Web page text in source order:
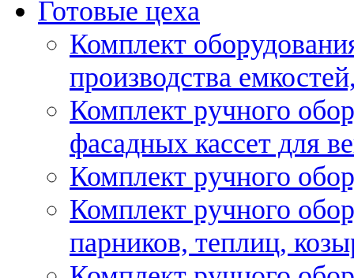
Готовые цеха
Комплект
производства
Комплект ручного
фасадных кассет для
Комплект ручного
Комплект ручного
парников, теплиц,